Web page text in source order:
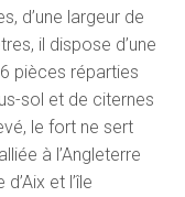
d’une largeur de
il dispose d’une
pièces réparties
sol et de citernes
le fort ne sert
à l’Angleterre
et l’île